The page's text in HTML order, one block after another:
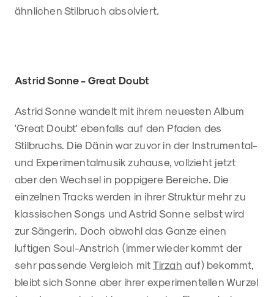
ähnlichen Stilbruch absolviert.
Astrid Sonne - Great Doubt
Astrid Sonne wandelt mit ihrem neuesten Album
'Great Doubt' ebenfalls auf den Pfaden des
Stilbruchs. Die Dänin war zuvor in der Instrumental-
und Experimentalmusik zuhause, vollzieht jetzt
aber den Wechsel in poppigere Bereiche. Die
einzelnen Tracks werden in ihrer Struktur mehr zu
klassischen Songs und Astrid Sonne selbst wird
zur Sängerin. Doch obwohl das Ganze einen
luftigen Soul-Anstrich (immer wieder kommt der
sehr passende Vergleich mit Tirzah auf) bekommt,
bleibt sich Sonne aber ihrer experimentellen Wurzel